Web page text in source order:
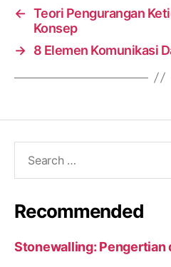
← Teori Pengurangan
Konsep
→ 8 Elemen Komunikasi
Recommended
Stonewalling: Pengertian